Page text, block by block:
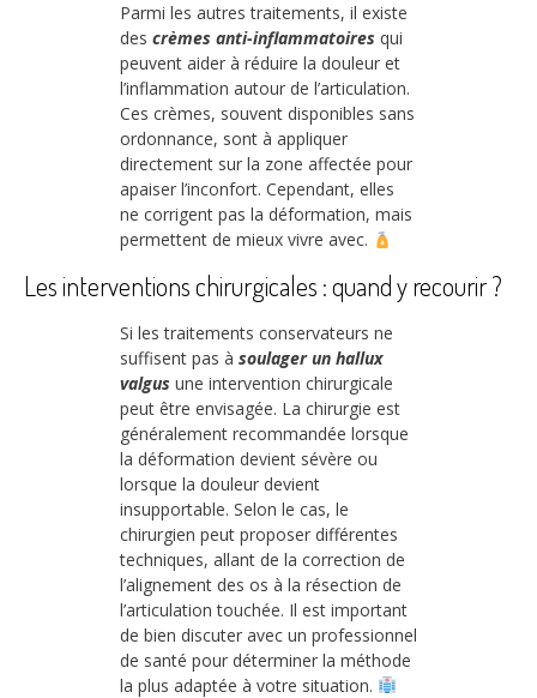
Parmi les autres traitements, il existe
des crèmes anti-inflammatoires qui
peuvent aider à réduire la douleur et
l’inflammation autour de l’articulation.
Ces crèmes, souvent disponibles sans
ordonnance, sont à appliquer
directement sur la zone affectée pour
apaiser l’inconfort. Cependant, elles
ne corrigent pas la déformation, mais
permettent de mieux vivre avec.
Les interventions chirurgicales : quand y recourir ?
Si les traitements conservateurs ne
suffisent pas à soulager un hallux
valgus une intervention chirurgicale
peut être envisagée. La chirurgie est
généralement recommandée lorsque
la déformation devient sévère ou
lorsque la douleur devient
insupportable. Selon le cas, le
chirurgien peut proposer différentes
techniques, allant de la correction de
l’alignement des os à la résection de
l’articulation touchée. Il est important
de bien discuter avec un professionnel
de santé pour déterminer la méthode
la plus adaptée à votre situation.